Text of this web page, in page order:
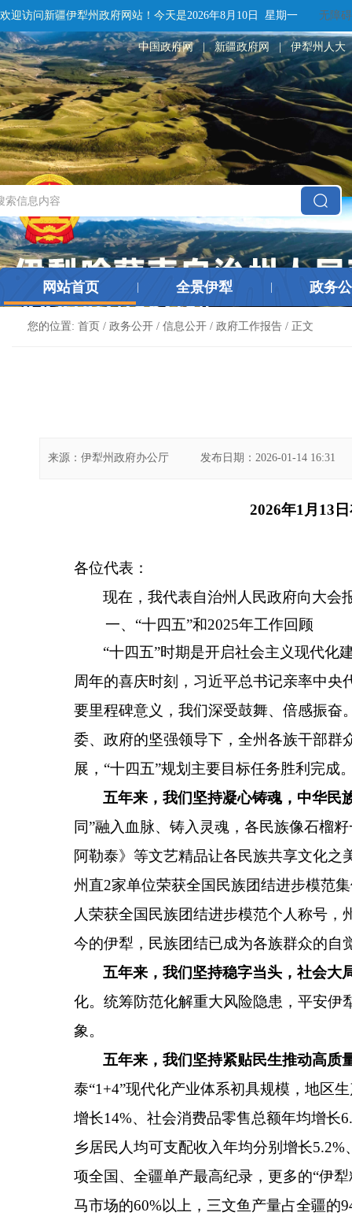
欢迎访问新疆伊犁州政府网站！ 今天是2026年8月10日 星期一 无障碍
中国政府网 | 新疆政府网 | 伊犁州人大
网站首页 全景伊犁 政务
您的位置: 首页 / 政务公开 / 信息公开 / 政府工作报告 / 正文
来源： 伊犁州政府办公厅 发布日期： 2026-01-14 16:31
2026年1月13
各位代表：
现在，我代表自治州人民政府向大会
一、 “十四五”和2025年工作回顾
“十四五”时期是开启社会主义现代化
周年的喜庆时刻，习近平总书记亲率中
要里程碑意义，我们深受鼓舞、倍感振奋
委、政府的坚强领导下，全州各族干部群
展， “十四五”规划主要目标任务胜利完成
五年来，我们坚持凝心铸魂，中华民
同”融入血脉、铸入灵魂，各民族像石榴
阿勒泰》等文艺精品让各民族共享文化之
州直2家单位荣获全国民族团结进步模范
人荣获全国民族团结进步模范个人称号
今的伊犁，民族团结已成为各族群众的自
五年来，我们坚持稳字当头，社会大
化。统筹防范化解重大风险隐患，平安伊
象。
五年来，我们坚持紧贴民生推动高质
泰“1+4”现代化产业体系初具规模， 地区
增长14%、社会消费品零售总额年均增长
乡居民人均可支配收入年均分别增长5.2%
项全国、全疆单产最高纪录，更多的“伊犁
马市场的60%以上，三文鱼产量占全疆的